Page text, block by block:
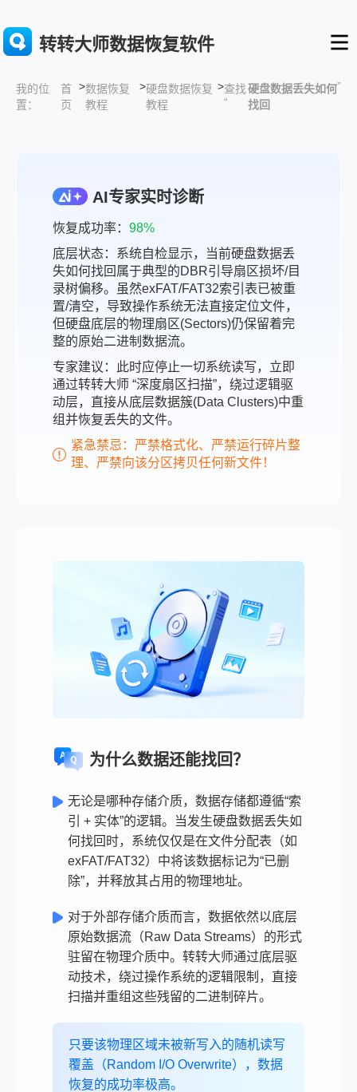
转转大师数据恢复软件
我的位
置：
首
页
>数据恢复
教程
>硬盘数据恢复
教程
>查找
“
硬盘数据丢失如何
找回
”
AI专家实时诊断
恢复成功率： 98%
底层状态：系统自检显示，当前硬盘数据丢
失如何找回属于典型的DBR引导扇区损坏/目
录树偏移。虽然exFAT/FAT32索引表已被重
置/清空，导致操作系统无法直接定位文件，
但硬盘底层的物理扇区(Sectors)仍保留着完
整的原始二进制数据流。
专家建议：此时应停止一切系统读写，立即
通过转转大师 “深度扇区扫描”，绕过逻辑驱
动层，直接从底层数据簇(Data Clusters)中重
组并恢复丢失的文件。
紧急禁忌：严禁格式化、严禁运行碎片整
理、严禁向该分区拷贝任何新文件！
为什么数据还能找回？
无论是哪种存储介质，数据存储都遵循“索
引 + 实体”的逻辑。当发生硬盘数据丢失如
何找回时，系统仅仅是在文件分配表（如
exFAT/FAT32）中将该数据标记为“已删
除”，并释放其占用的物理地址。
对于外部存储介质而言，数据依然以底层
原始数据流（Raw Data Streams）的形式
驻留在物理介质中。转转大师通过底层驱
动技术，绕过操作系统的逻辑限制，直接
扫描并重组这些残留的二进制碎片。
只要该物理区域未被新写入的随机读写
覆盖（Random I/O Overwrite），数据
恢复的成功率极高。